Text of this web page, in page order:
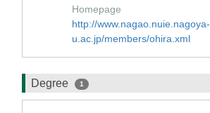
Homepage
http://www.nagao.nuie.nagoya-
u.ac.jp/members/ohira.xml
Degree 1